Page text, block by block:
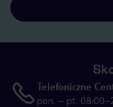
Telefoniczne
pon. – pt.